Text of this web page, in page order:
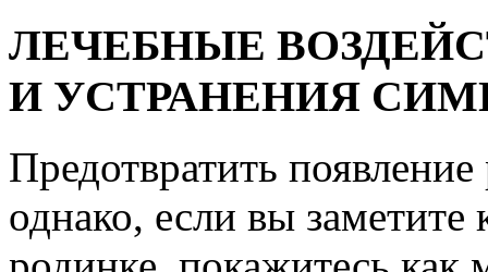
ЛЕЧЕБНЫЕ
И УСТРАНЕНИЯ
Предотвратить
однако, если вы